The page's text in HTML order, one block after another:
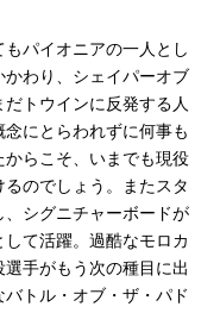
パイオニアの一人とし
わり、シェイパーオブ
トウインに反発する人
にとらわれずに何事も
からこそ、いまでも現役
のでしょう。またスタ
シグニチャーボードが
て活躍。過酷なモロカ
手がもう次の種目に出
トル・オブ・ザ・パド